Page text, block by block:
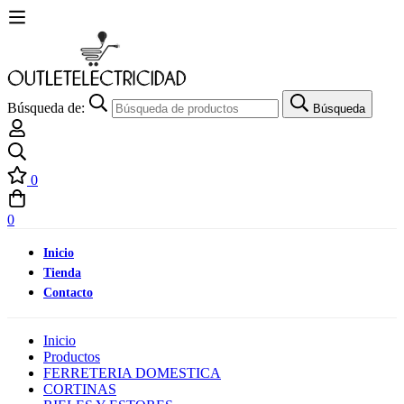
Búsqueda de: Búsqueda
0
0
Inicio
Tienda
Contacto
Inicio
Productos
FERRETERIA DOMESTICA
CORTINAS